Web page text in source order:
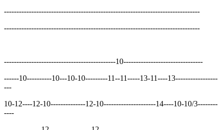
-------------------------------------------------------------------------------
-------------------------------------------------------------------------------
---------------------------------------------10--------------------------------
------10----------10---10-10---------11--11-----13-11----13-----------------
---
10-12----12-10--------------12-10---------------------14----10-10/3--------
----